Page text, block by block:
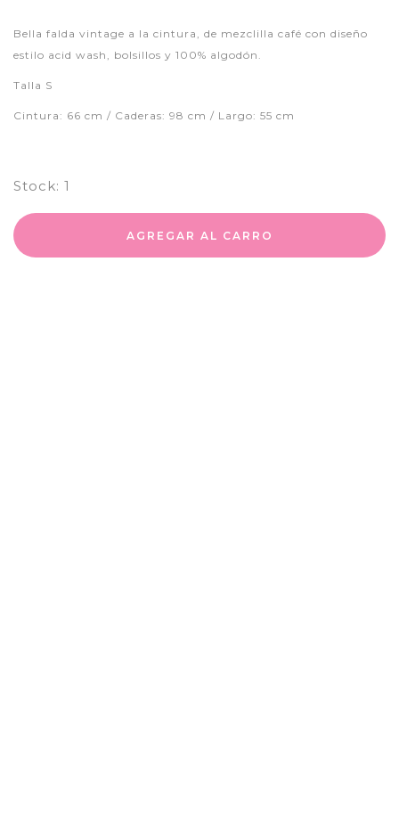
Bella falda vintage a la cintura, de mezclilla café con diseño
estilo acid wash, bolsillos y 100% algodón.
Talla S
Cintura: 66 cm / Caderas: 98 cm / Largo: 55 cm
Stock: 1
AGREGAR AL CARRO